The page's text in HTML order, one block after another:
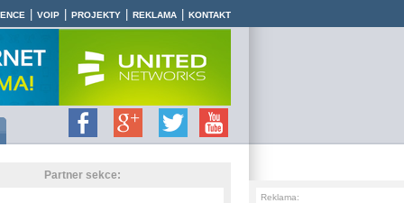
VOIP PROJEKTY REKLAMA KONTAKT
Partner sekce:
Reklama: